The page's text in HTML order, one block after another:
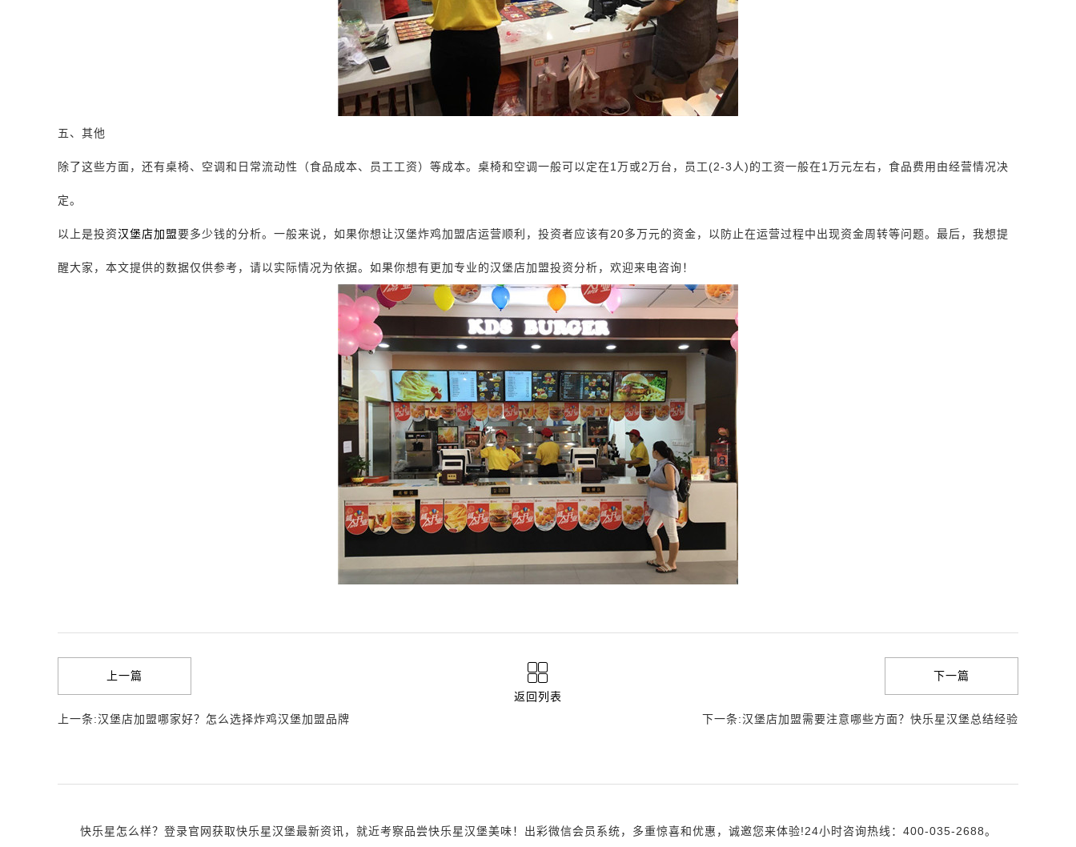
五、其他
除了这些方面，还有桌椅、空调和日常流动性（食品成本、员工工资）等成本。桌椅和空调一般可以定在1万或2万台，员工(2-3人)的工资一般在1万元左右，食品费用由经营情况决
定。
以上是投资汉堡店加盟要多少钱的分析。一般来说，如果你想让汉堡炸鸡加盟店运营顺利，投资者应该有20多万元的资金，以防止在运营过程中出现资金周转等问题。最后，我想提
醒大家，本文提供的数据仅供参考，请以实际情况为依据。如果你想有更加专业的汉堡店加盟投资分析，欢迎来电咨询！
上一篇
上一条:汉堡店加盟哪家好？怎么选择炸鸡汉堡加盟品牌
返回列表
下一篇
下一条:汉堡店加盟需要注意哪些方面？快乐星汉堡总结经验
快乐星怎么样？登录官网获取快乐星汉堡最新资讯，就近考察品尝快乐星汉堡美味！出彩微信会员系统，多重惊喜和优惠，诚邀您来体验!24小时咨询热线：400-035-2688。